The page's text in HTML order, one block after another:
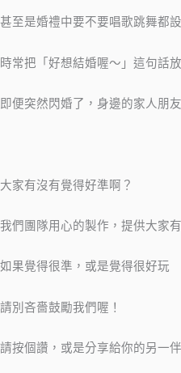
甚至是婚禮中要不要唱歌跳舞都
時常把「好想結婚喔～」這句話
即便突然閃婚了，身邊的家人朋
大家有沒有覺得好準啊？
我們團隊用心的製作，提供大家
如果覺得很準，或是覺得很好玩
請別吝嗇鼓勵我們喔！
請按個讚，或是分享給你的另一